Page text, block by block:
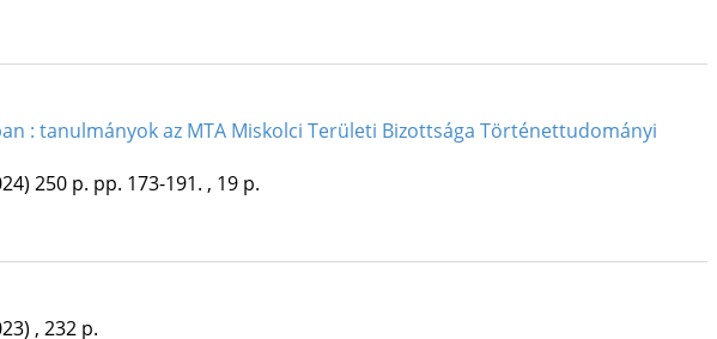
: tanulmányok az MTA Miskolci Területi Bizottsága Történettudományi
250 p. pp. 173-191. , 19 p.
, 232 p.